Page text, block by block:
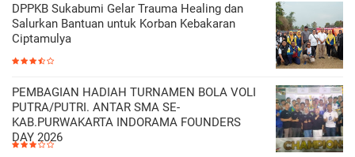
DPPKB Sukabumi Gelar Trauma Healing dan
Salurkan Bantuan untuk Korban Kebakaran
Ciptamulya
PEMBAGIAN HADIAH TURNAMEN BOLA VOLI
PUTRA/PUTRI. ANTAR SMA SE-
KAB.PURWAKARTA INDORAMA FOUNDERS
DAY 2026